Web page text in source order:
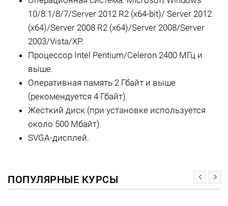
10/8.1/8/7/Server 2012 R2 (x64-bit)/ Server 2012
(x64)/Server 2008 R2 (x64)/Server 2008/Server
2003/Vista/XP.
Процессор Intel Pentium/Celeron 2400 МГц и
выше.
Оперативная память 2 Гбайт и выше
(рекомендуется 4 Гбайт).
Жесткий диск (при установке используется
около 500 Мбайт).
SVGA-дисплей.
ПОПУЛЯРНЫЕ КУРСЫ